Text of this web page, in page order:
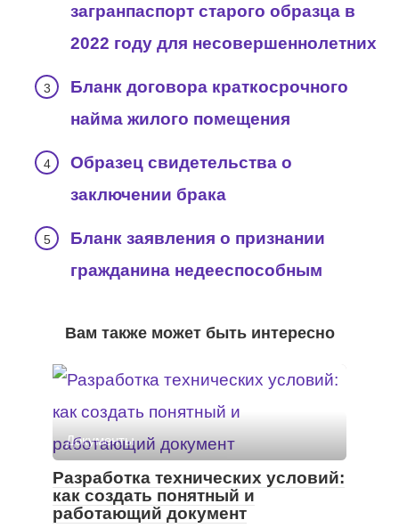
загранпаспорт старого образца в
2022 году для несовершеннолетних
Бланк договора краткосрочного
найма жилого помещения
Образец свидетельства о
заключении брака
Бланк заявления о признании
гражданина недееспособным
Вам также может быть интересно
Документы
Разработка технических условий:
как создать понятный и
работающий документ